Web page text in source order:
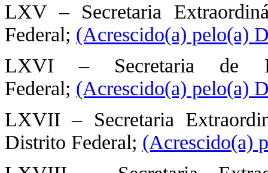
LXV – Secretaria
Federal; (Acrescido(a) pelo(a)
LXVI – Secretaria de
Federal; (Acrescido(a) pelo(a)
LXVII – Secretaria
Distrito Federal; (Acrescido(a)